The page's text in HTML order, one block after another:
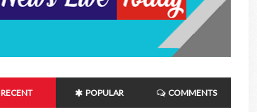
RECENT POPULAR COMMENTS